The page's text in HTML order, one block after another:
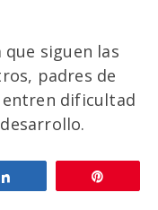
que siguen las
padres de
dificultad